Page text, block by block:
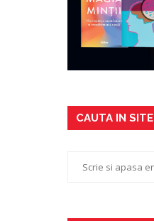
CAUTA IN SITE